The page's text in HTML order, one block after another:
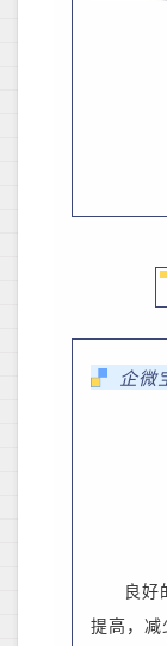
企微
良好
提高，减